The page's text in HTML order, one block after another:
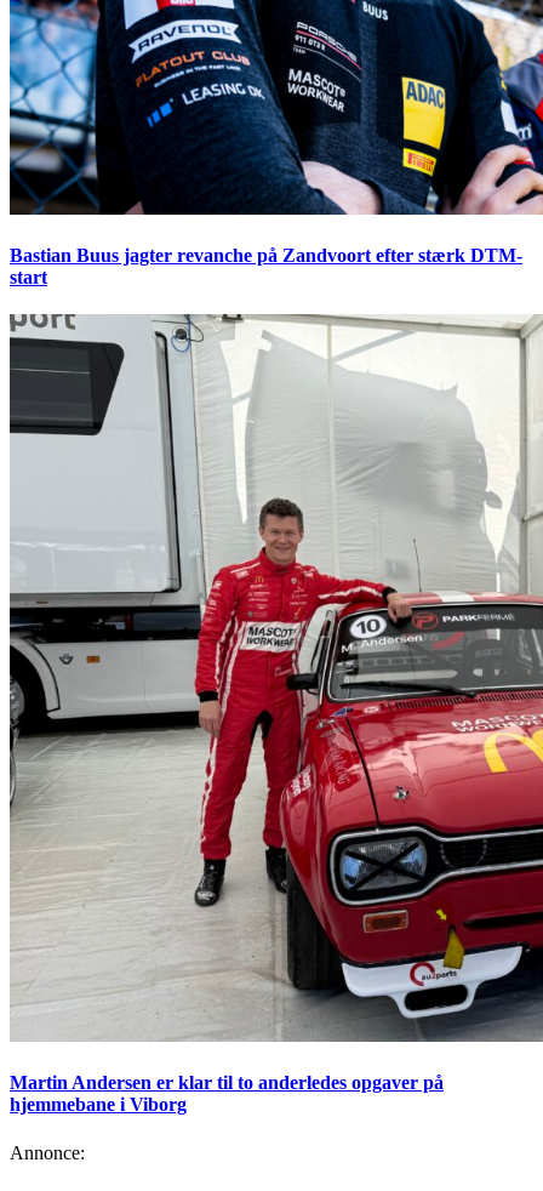
Bastian Buus jagter revanche på Zandvoort efter stærk DTM-
start
Martin Andersen er klar til to anderledes opgaver på
hjemmebane i Viborg
Annonce: